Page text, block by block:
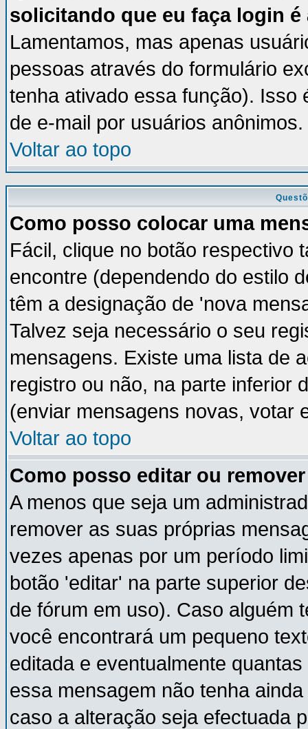
solicitando que eu faça login é
Lamentamos, mas apenas
pessoas através do formulário
tenha ativado essa função). Isso
de e-mail por usuários anônimos.
Voltar ao topo
Como posso colocar uma
Fácil, clique no botão respectivo
encontre (dependendo do estilo
têm a designação de 'nova
Talvez seja necessário o seu
mensagens. Existe uma lista de
registro ou não, na parte inferior
(enviar mensagens novas, votar
Voltar ao topo
Como posso editar ou
A menos que seja um
remover as suas próprias
vezes apenas por um período
botão 'editar' na parte superior
de fórum em uso). Caso alguém
você encontrará um pequeno
editada e eventualmente
essa mensagem não tenha
caso a alteração seja efectuada